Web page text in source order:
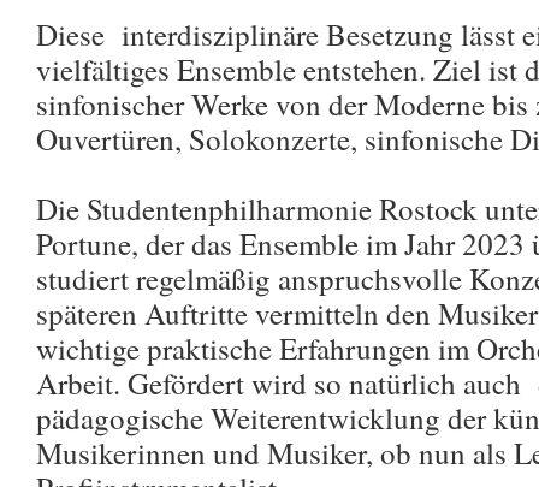
Diese interdisziplinäre Besetzung lässt
vielfältiges Ensemble entstehen. Ziel ist
sinfonischer Werke von der Moderne
Ouvertüren, Solokonzerte, sinfonische
Die Studentenphilharmonie Rostock
Portune, der das Ensemble im Jahr 2023
studiert regelmäßig anspruchsvolle
späteren Auftritte vermitteln den
wichtige praktische Erfahrungen im
Arbeit. Gefördert wird so natürlich auch
pädagogische Weiterentwicklung der
Musikerinnen und Musiker, ob nun als